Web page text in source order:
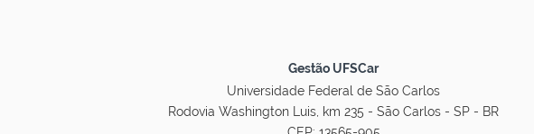
Gestão UFSCar
Universidade Federal de São Carlos
Rodovia Washington Luis, km 235 - São Carlos - SP - BR